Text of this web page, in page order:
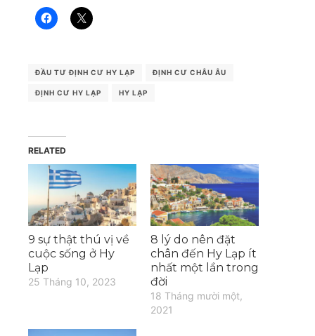
ĐẦU TƯ ĐỊNH CƯ HY LẠP ĐỊNH CƯ CHÂU ÂU
ĐỊNH CƯ HY LẠP HY LẠP
RELATED
9 sự thật thú vị về
cuộc sống ở Hy
Lạp
25 Tháng 10, 2023
8 lý do nên đặt
chân đến Hy Lạp ít
nhất một lần trong
đời
18 Tháng mười một,
2021